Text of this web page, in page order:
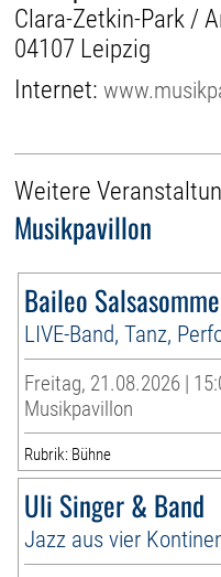
Clara-Zetkin-Park /
04107 Leipzig
Internet:
Weitere
Musikpavillon
Baileo
LIVE-Band, Tanz,
Freitag, 21.08.2026 |
Musikpavillon
Rubrik: Bühne
Uli Singer & Band
Jazz aus vier